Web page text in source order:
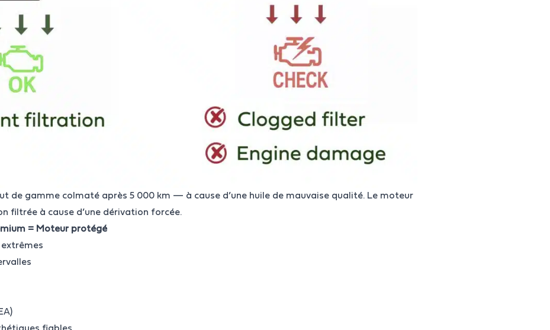
de gamme colmaté après 5 000 km — à cause d’une huile de mauvaise qualité. Le moteur
filtrée à cause d’une dérivation forcée.
= Moteur protégé